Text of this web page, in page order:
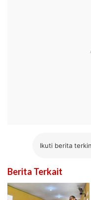
Ikuti berita
Berita Terkait